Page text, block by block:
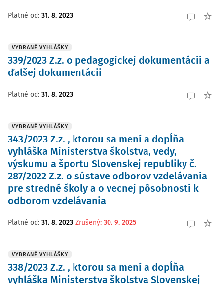
Platné od: 31. 8. 2023
VYBRANÉ VYHLÁŠKY
339/2023 Z.z. o pedagogickej dokumentácii a
ďalšej dokumentácii
Platné od: 31. 8. 2023
VYBRANÉ VYHLÁŠKY
343/2023 Z.z. , ktorou sa mení a dopĺňa
vyhláška Ministerstva školstva, vedy,
výskumu a športu Slovenskej republiky č.
287/2022 Z.z. o sústave odborov vzdelávania
pre stredné školy a o vecnej pôsobnosti k
odborom vzdelávania
Platné od: 31. 8. 2023 Zrušený: 30. 9. 2025
VYBRANÉ VYHLÁŠKY
338/2023 Z.z. , ktorou sa mení a dopĺňa
vyhláška Ministerstva školstva Slovenskej